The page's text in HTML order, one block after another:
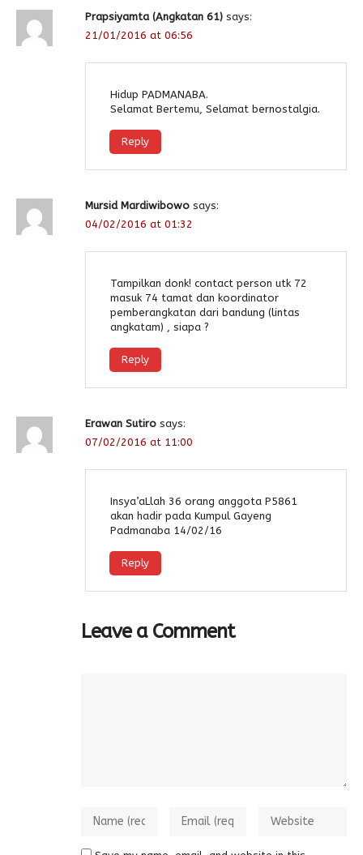
Prapsiyamta (Angkatan 61) says:
21/01/2016 at 06:56
Hidup PADMANABA.
Selamat Bertemu, Selamat bernostalgia.
Reply
Mursid Mardiwibowo says:
04/02/2016 at 01:32
Tampilkan donk! contact person utk 72
masuk 74 tamat dan koordinator
pemberangkatan dari bandung (lintas
angkatam) , siapa ?
Reply
Erawan Sutiro says:
07/02/2016 at 11:00
Insya’aLlah 36 orang anggota P5861
akan hadir pada Kumpul Gayeng
Padmanaba 14/02/16
Reply
Leave a Comment